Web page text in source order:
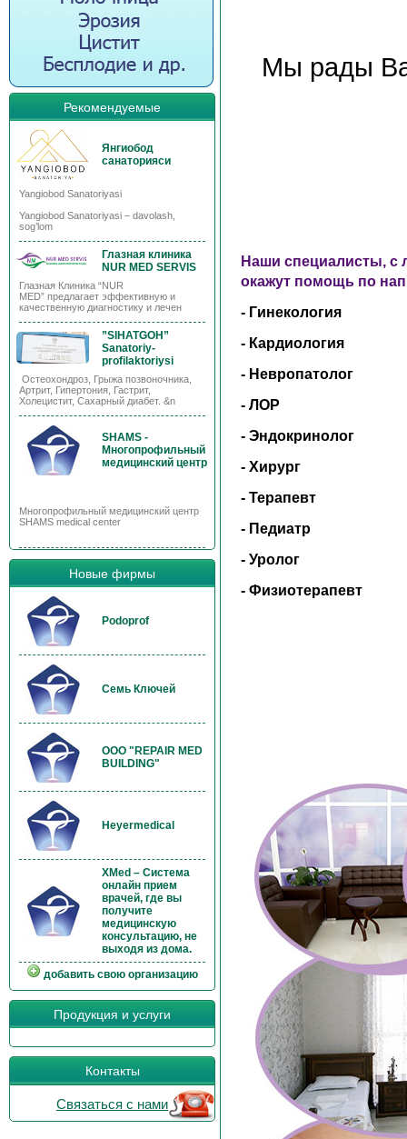
Рекомендуемые
Янгиобод
санаторияси
Yangiobod Sanatoriyasi
Yangiobod Sanatoriyasi – davolash,
sog’lom
Глазная клиника
NUR MED SERVIS
Глазная Клиника “NUR
MED” предлагает эффективную и
качественную диагностику и лечен
”SIHATGOH”
Sanatoriy-
profilaktoriysi
Остеохондроз, Грыжа позвоночника,
Артрит, Гипертония, Гастрит,
Холецистит, Сахарный диабет. &n
SHAMS -
Многопрофильный
медицинский центр
Многопрофильный медицинский центр
SHAMS medical center
Новые фирмы
Podoprof
Семь Ключей
OOO "REPAIR MED
BUILDING"
Heyermedical
XMed – Система
онлайн прием
врачей, где вы
получите
медицинскую
консультацию, не
выходя из дома.
добавить свою организацию
Продукция и услуги
Контакты
Связаться с нами
Мы рады
Наши специалисты, с
окажут помощь по
- Гинекология
- Кардиология
- Невропатолог
- ЛОР
- Эндокринолог
- Хирург
- Терапевт
- Педиатр
- Уролог
- Физиотерапевт